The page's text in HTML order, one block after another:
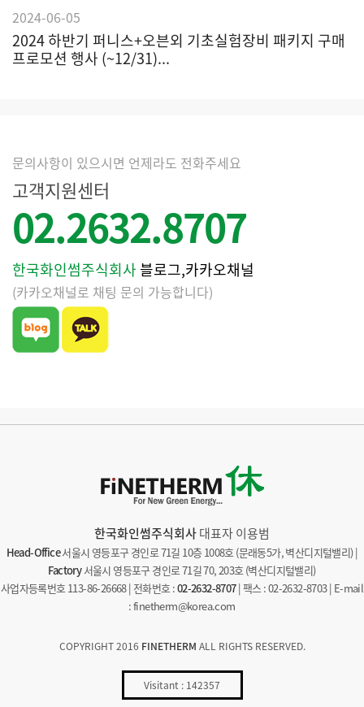
2024-06-05
2024 하반기 퍼니스+오븐외 기초실험장비 패키지 구매
프로모션 행사 (~12/31)...
문의사항이 있으시면 언제라도 전화주세요
고객지원센터
02.2632.8707
한국화인썸주식회사 블로그,카카오채널
(카카오채널로 채팅 문의 가능합니다)
한국화인썸주식회사대표자 이용범
Head-Office서울시 영등포구 경인로 71길 10층 1008호 (문래동5가, 벽산디지털밸리) |
Factory서울시 영등포구 경인로 71길 70, 203호 (벽산디지털밸리)
사업자등록번호 113-86-26668 | 전화번호 :02-2632-8707| 팩스 : 02-2632-8703 | E-mail
: finetherm@korea.com
COPYRIGHT 2016 FINETHERM ALL RIGHTS RESERVED.
Visitant : 142357